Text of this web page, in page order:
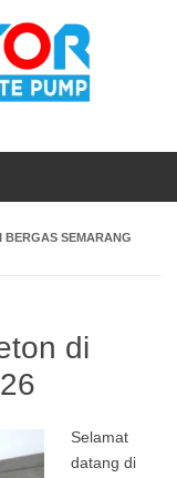
BERGAS SEMARANG
di
Selamat
datang di